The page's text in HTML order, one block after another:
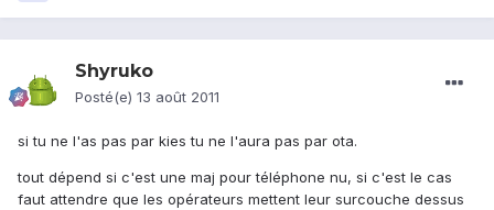
Shyruko
Posté(e) 13 août 2011
si tu ne l'as pas par kies tu ne l'aura pas par ota.
tout dépend si c'est une maj pour téléphone nu, si c'est le cas
faut attendre que les opérateurs mettent leur surcouche dessus